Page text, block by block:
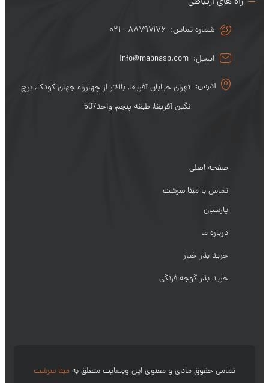
شماره تماس: ۰۲۱ - ۸۸۷۹۷۱۷۶
ایمیل: info@mabnasp.com
آدرس: تهران خیابان آفریقا, بالاتر از چهارراه جهان کودک, برج
نگین آفریقا, طبقه پنجم, واحد507
صفحه اصلی
تماس با مبنا سرشت
پارسیان
درباره ما
خرید بذر خیار
خرید بذر گوجه فرنگی
تمامی حقوق مادی و معنوی این وبسایت متعلق بهمبنا سرشت